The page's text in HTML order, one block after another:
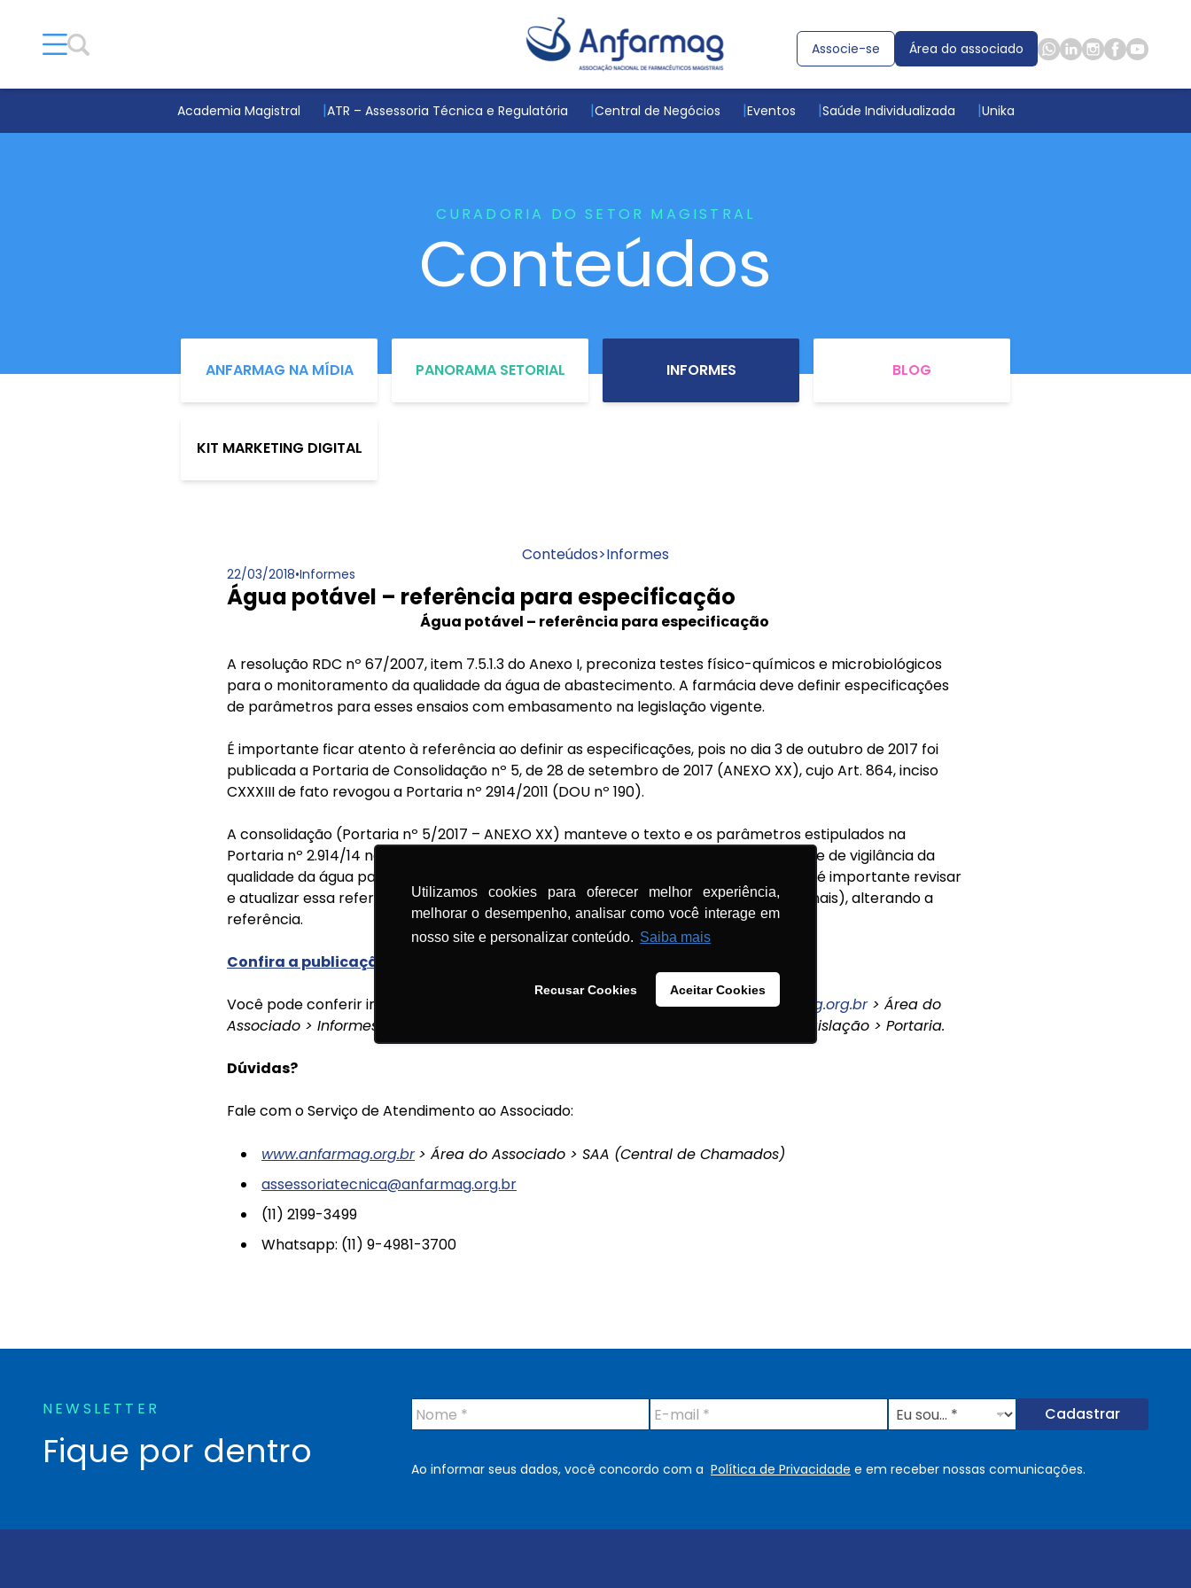
Utilizamos cookies para oferecer melhor experiência,
melhorar o desempenho, analisar como você interage em
nosso site e personalizar conteúdo. Saiba mais
Recusar Cookies Aceitar Cookies
Associe-se Área do associado
Academia Magistral ATR – Assessoria Técnica e Regulatória Central de Negócios Eventos Saúde Individualizada Unika
CURADORIA DO SETOR MAGISTRAL
Conteúdos
ANFARMAG NA MÍDIA PANORAMA SETORIAL INFORMES BLOG
KIT MARKETING DIGITAL
Conteúdos>Informes
22/03/2018•Informes
Água potável – referência para especificação
Água potável – referência para especificação
A resolução RDC nº 67/2007, item 7.5.1.3 do Anexo I, preconiza testes físico-químicos e microbiológicos
para o monitoramento da qualidade da água de abastecimento. A farmácia deve definir especificações
de parâmetros para esses ensaios com embasamento na legislação vigente.
É importante ficar atento à referência ao definir as especificações, pois no dia 3 de outubro de 2017 foi
publicada a Portaria de Consolidação nº 5, de 28 de setembro de 2017 (ANEXO XX), cujo Art. 864, inciso
CXXXIII de fato revogou a Portaria nº 2914/2011 (DOU nº 190).
A consolidação (Portaria nº 5/2017 – ANEXO XX) manteve o texto e os parâmetros estipulados na
Portaria nº 2.914/14 na íntegra, a qual dispunha sobre os procedimentos de controle e de vigilância da
qualidade da água para consumo humano e seu padrão de potabilidade. Entretanto, é importante revisar
e atualizar essa referência em seus documentos internos (procedimentos operacionais), alterando a
referência.
Confira a publicação aqui
Você pode conferir informes e normas relacionadas a esse tema em:www.anfarmag.org.br> Área do
Associado > Informes > Informes técnicos e Área Legal > Buscas & Pesquisas > Legislação > Portaria.
Dúvidas?
Fale com o Serviço de Atendimento ao Associado:
www.anfarmag.org.br > Área do Associado > SAA (Central de Chamados)
assessoriatecnica@anfarmag.org.br
(11) 2199-3499
Whatsapp: (11) 9-4981-3700
NEWSLETTER
Fique por dentro
N
o
*
E
-
i
E
u
u
Cadastrar
Ao informar seus dados, você concordo com a Política de Privacidade e em receber nossas comunicações.